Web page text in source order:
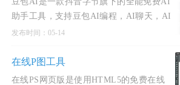
助手工具，支持豆包AI编程，AI聊天，AI
图片生成，AI漫画生成，AI写作等。豆包
大且操作简便，适合多种用户需求。这款
工具的核心优势在于免费、高效和易
发布时间：05-14
在线P图工具
在线PS网页版是使用HTML5的免费在线